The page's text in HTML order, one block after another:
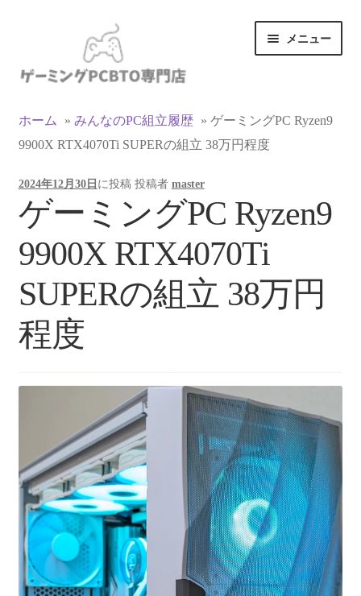
ゲ
ョ
ン
ス
キ
ッ
プ
テ
へ
ス
ッ
プ
メニュー
マイアカウント
支払い
お買い物カゴ
LINEでお問い合わせ
フルカスタマイズ相談
みんなのPC組立履歴
ご使用時にあたって
ホーム » みんなのPC組立履歴 » ゲーミングPC Ryzen9
9900X RTX4070Ti SUPERの組立 38万円程度
2024年12月30日 に投稿 投稿者 master
ゲーミングPC Ryzen9
9900X RTX4070Ti
SUPERの組立 38万円
程度